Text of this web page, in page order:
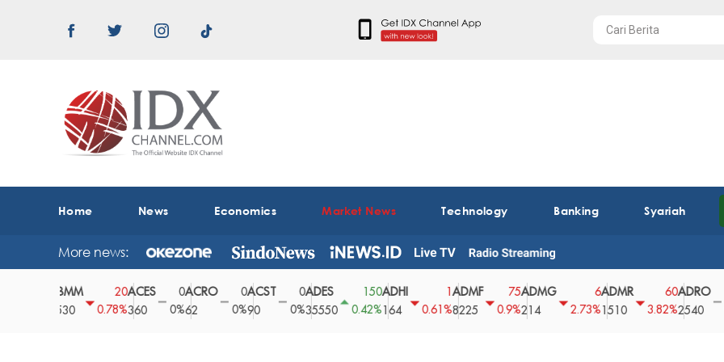
Home News Economics Market News Technology Banking Syariah
More news:
0.78%
ACES
360
0
0%
ACRO
0ACST
0
0%
ADES
35550
150
0.42%
ADHI
164
0.61%
ADMF
8225
75
0.9%
ADMG
214
2.73%
ADMR
1510
3.82%
ADRO
2540
0
0%